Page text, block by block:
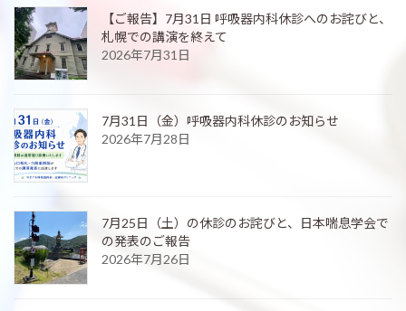
【ご報告】7月31日 呼吸器内科休診へのお詫びと、
札幌での講演を終えて
2026年7月31日
7月31日（金）呼吸器内科休診のお知らせ
2026年7月28日
7月25日（土）の休診のお詫びと、日本喘息学会で
の発表のご報告
2026年7月26日